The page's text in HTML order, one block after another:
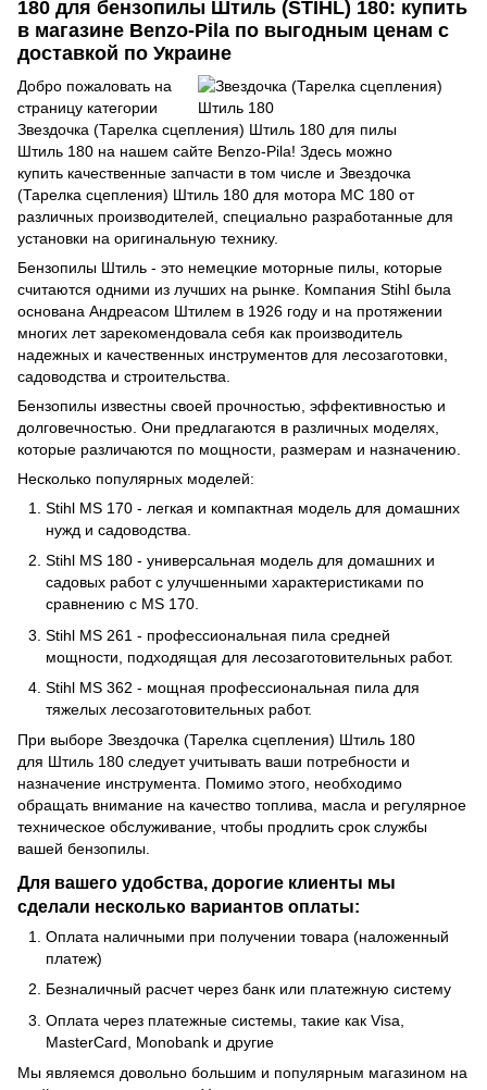
180 для бензопилы Штиль (STIHL) 180: купить
в магазине Benzo-Pila по выгодным ценам с
доставкой по Украине
Добро пожаловать на
страницу категории
Звездочка (Тарелка сцепления) Штиль 180 для пилы
Штиль 180 на нашем сайте Benzo-Pila! Здесь можно
купить качественные запчасти в том числе и Звездочка
(Тарелка сцепления) Штиль 180 для мотора МС 180 от
различных производителей, специально разработанные для
установки на оригинальную технику.
Бензопилы Штиль - это немецкие моторные пилы, которые
считаются одними из лучших на рынке. Компания Stihl была
основана Андреасом Штилем в 1926 году и на протяжении
многих лет зарекомендовала себя как производитель
надежных и качественных инструментов для лесозаготовки,
садоводства и строительства.
Бензопилы известны своей прочностью, эффективностью и
долговечностью. Они предлагаются в различных моделях,
которые различаются по мощности, размерам и назначению.
Несколько популярных моделей:
Stihl MS 170 - легкая и компактная модель для домашних
нужд и садоводства.
Stihl MS 180 - универсальная модель для домашних и
садовых работ с улучшенными характеристиками по
сравнению с MS 170.
Stihl MS 261 - профессиональная пила средней
мощности, подходящая для лесозаготовительных работ.
Stihl MS 362 - мощная профессиональная пила для
тяжелых лесозаготовительных работ.
При выборе Звездочка (Тарелка сцепления) Штиль 180
для Штиль 180 следует учитывать ваши потребности и
назначение инструмента. Помимо этого, необходимо
обращать внимание на качество топлива, масла и регулярное
техническое обслуживание, чтобы продлить срок службы
вашей бензопилы.
Для вашего удобства, дорогие клиенты мы
сделали несколько вариантов оплаты:
Оплата наличными при получении товара (наложенный
платеж)
Безналичный расчет через банк или платежную систему
Оплата через платежные системы, такие как Visa,
MasterCard, Monobank и другие
Мы являемся довольно большим и популярным магазином на